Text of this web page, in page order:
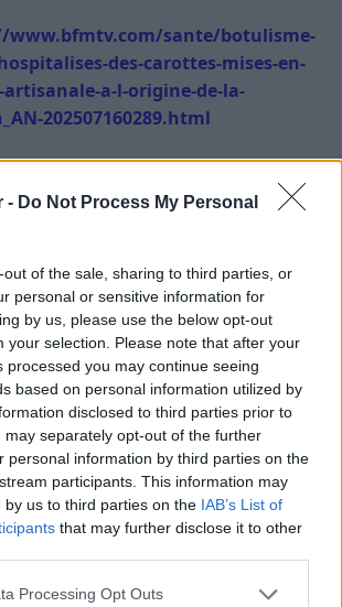
- Do Not Process My Personal
out of the sale, sharing to third parties, or
personal or sensitive information for
by us, please use the below opt-out
your selection. Please note that after your
processed you may continue seeing
based on personal information utilized by
disclosed to third parties prior to
may separately opt-out of the further
personal information by third parties on the
participants. This information may
by us to third parties on the IAB’s List of
that may further disclose it to other
Processing Opt Outs
www.bfmtv.com/sante/botulisme-
des-carottes-mises-en-
artisanale-a-l-origine-de-la-
202507160289.html
Nathalie Leclerc2950 Articles
une journaliste spécialisée en santé et
de deux enfants, elle allie une solide
à une expérience concrète de la
la nutrition. Fervente adepte d’un mode
et durable, elle s’engage depuis de
en faveur des produits biologiques et